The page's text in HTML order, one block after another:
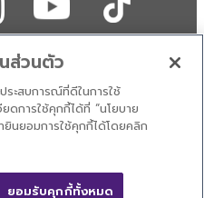
ใช้งานนโยบายส่วนบุคคล
ยการใช้คุกกี้
ส่วนตัว
ระสบการณ์ที่ดีในการใช้
ดการใช้คุกกี้ได้ที่ “นโยบาย
ยินยอมการใช้คุกกี้ได้โดยคลิก
ยอมรับคุกกี้ทั้งหมด